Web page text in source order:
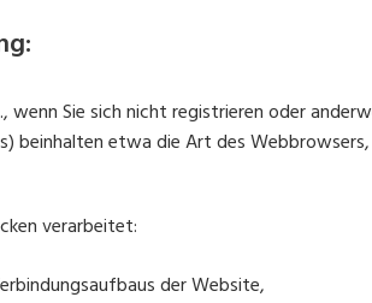
wenn Sie sich nicht registrieren oder
beinhalten etwa die Art des
verarbeitet:
der Website,